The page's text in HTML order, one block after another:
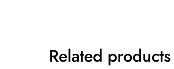
Related products